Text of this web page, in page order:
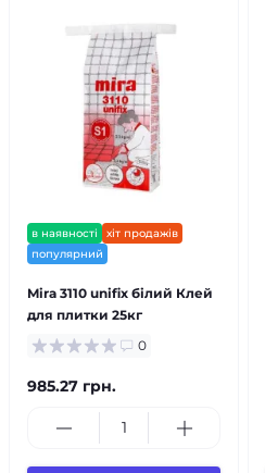
в наявності
хіт продажів
популярний
Mira 3110 unifiх білий Клей
для плитки 25кг
0
985.27 грн.